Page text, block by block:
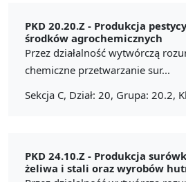
PKD 20.20.Z - Produkcja
środków agrochemicznych
Przez działalność wytwórczą
chemiczne przetwarzanie sur...
Sekcja C, Dział: 20, Grupa: 20.2,
PKD 24.10.Z - Produkcja
żeliwa i stali oraz wyrobów